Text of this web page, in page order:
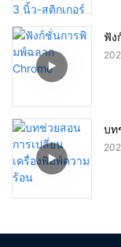
ฟัง
บท